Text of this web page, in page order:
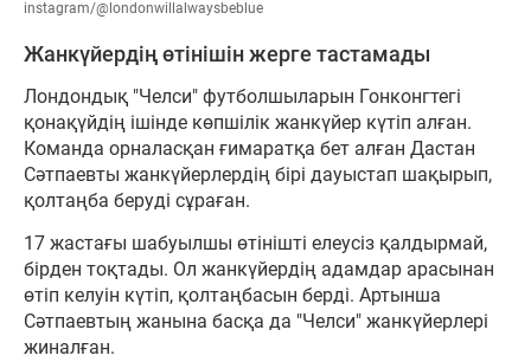
instagram/@londonwillalwaysbeblue
Жанкүйердің өтінішін жерге тастамады
Лондондық "Челси" футболшыларын Гонконгтегі
қонақүйдің ішінде көпшілік жанкүйер күтіп алған.
Команда орналасқан ғимаратқа бет алған Дастан
Сәтпаевты жанкүйерлердің бірі дауыстап шақырып,
қолтаңба беруді сұраған.
17 жастағы шабуылшы өтінішті елеусіз қалдырмай,
бірден тоқтады. Ол жанкүйердің адамдар арасынан
өтіп келуін күтіп, қолтаңбасын берді. Артынша
Сәтпаевтың жанына басқа да "Челси" жанкүйерлері
жиналған.